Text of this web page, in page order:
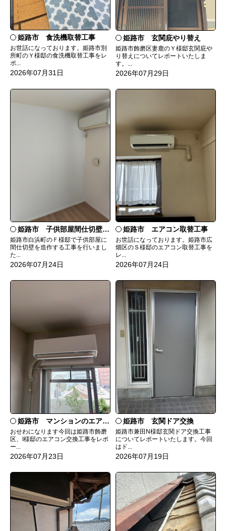
姫路市 食洗機取替工事
お世話になっております。姫路市別
所町のＹ様邸の食洗機取替工事をレ
ポ...
2026年07月31日
姫路市 玄関庇やり替え
姫路市飾磨区妻鹿のＹ様邸玄関庇や
り替えについてレポートいたしま
す。...
2026年07月29日
姫路市 子供部屋間仕切壁造作
姫路市白浜町のＦ様邸で子供部屋に
間仕切壁を造作する工事を行いまし
た...
2026年07月24日
姫路市 エアコン取替工事
お世話になっております。姫路市広
畑区のＳ様邸のエアコン取替工事を
レ...
2026年07月24日
姫路市 マンションのエアコンをダイキンRXへ交換
おせわになります今回は姫路市飾磨
区、I様邸のエアコン交換工事をレポ
ー...
2026年07月23日
姫路市 玄関ドア交換
姫路市兼田N様邸玄関ドア交換工事
についてレポートいたします。今回
はド...
2026年07月19日